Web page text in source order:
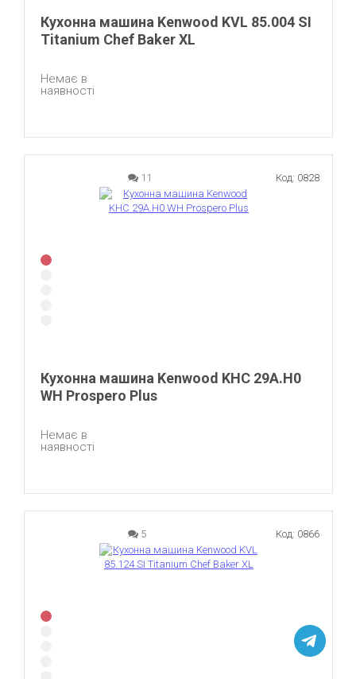
Кухонна машина Kenwood KVL 85.004 SI
Titanium Chef Baker XL
Немає в
наявності
11
Кухонна машина Kenwood KHC 29A.H0
WH Prospero Plus
Код: 0828
Немає в
наявності
5 Код: 0866